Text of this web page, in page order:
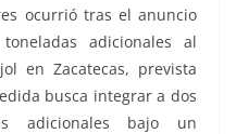
ocurrió tras el anuncio
adicionales al
en Zacatecas, prevista
busca integrar a dos
adicionales bajo un